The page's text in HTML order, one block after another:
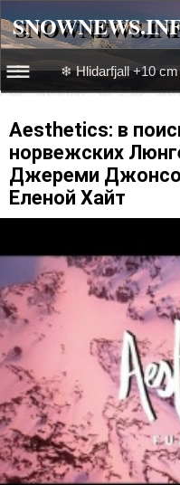
☰☰
Webcams
Snow videos
❄ Hlidarfjall +10 cm
Aesthetics: в
норвежских
Джереми
Еленой Хайт